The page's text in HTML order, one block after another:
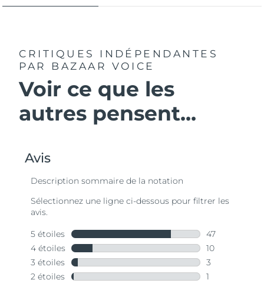
CRITIQUES INDÉPENDANTES
PAR BAZAAR VOICE
Voir ce que les
autres pensent...